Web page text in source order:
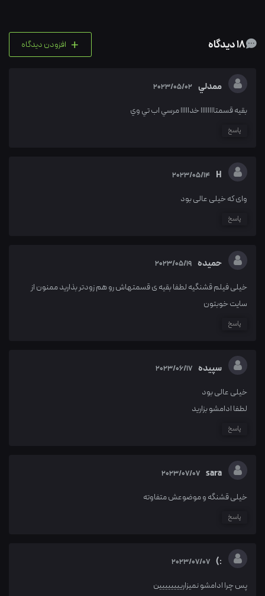
+ افزودن دیدگاه
ممدلي 2023/05/02
بقيه قسمتاااااااا خدااااا مرسي اب تي وي
پاسخ
H
2023/05/14
وای که خیلی عالی بود
پاسخ
حمیده 2023/05/19
خیلی فیلم قشنگیه لطفا بقیه ی قسمتهاش رو هم زودتر بذارید ممنون از
سایت خوبتون
پاسخ
سپیده 2023/06/17
خیلی عالی بود
لطفا ادامشو بزارید
پاسخ
sara
2023/07/07
خیلی قشنگه و موضوعش متفاوته
پاسخ
:)
2023/07/07
پس چرا ادامشو نمیزاریییییییین